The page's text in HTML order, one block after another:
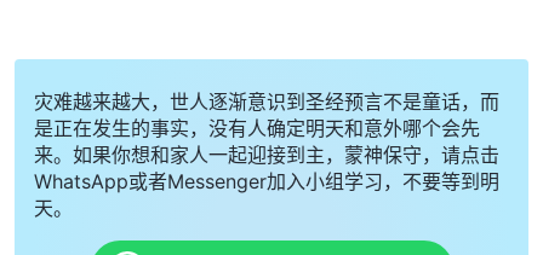
灾难越来越大，世人逐渐意识到圣经预言不是童话，而
是正在发生的事实，没有人确定明天和意外哪个会先
来。如果你想和家人一起迎接到主，蒙神保守，请点击
WhatsApp或者Messenger加入小组学习，不要等到明
天。